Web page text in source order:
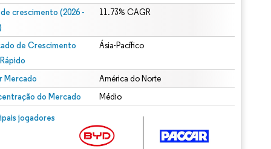
de crescimento (2026 -
11.73% CAGR
de Crescimento
Ásia-Pacífico
Mercado América do Norte
do Mercado Médio
jogadores
© Mordor Intelligence. O reuso requer atribuição conforme CC BY 4.0.
conforme CC BY 4.0.